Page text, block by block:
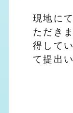
現地に
ただき
得して
て提出